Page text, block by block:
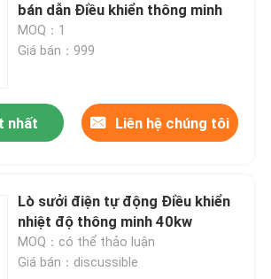
máy
tôi
bán dẫn Điều khiển thông minh
MOQ：1
Giá bán：999
nhất Liên hệ chúng tôi
Lò sưởi điện tự động Điều khiển
nhiệt độ thông minh 40kw
MOQ：có thể thảo luận
Giá bán：discussible